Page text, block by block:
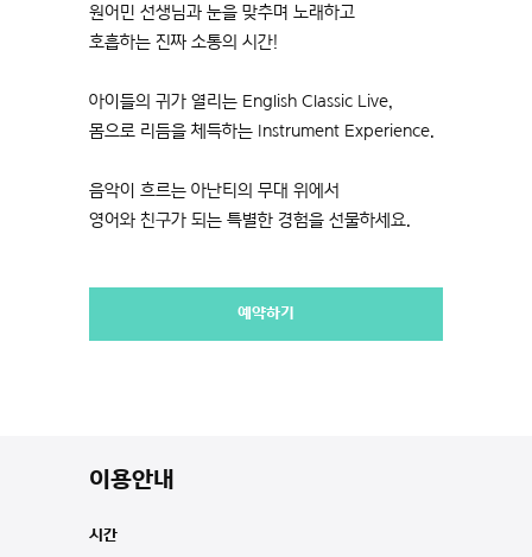
원어민 선생님과 눈을 맞추며 노래하고
호흡하는 진짜 소통의 시간!
아이들의 귀가 열리는 English Classic Live,
몸으로 리듬을 체득하는 Instrument Experience.
음악이 흐르는 아난티의 무대 위에서
영어와 친구가 되는 특별한 경험을 선물하세요.
예약하기
이용안내
시간